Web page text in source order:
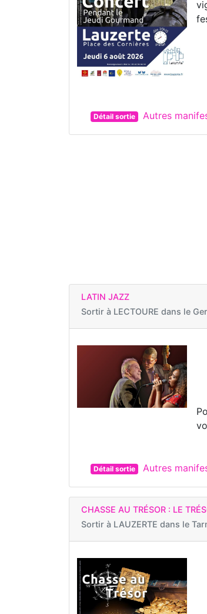
Détail sortie Autres
LATIN JAZZ
Sortir à LECTOURE dans le
Détail sortie Autres
CHASSE AU TRÉSOR : LE
Sortir à LAUZERTE dans le